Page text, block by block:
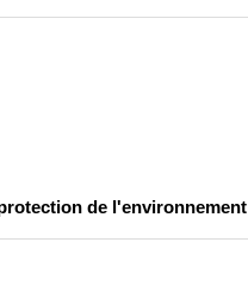
de l'environnement